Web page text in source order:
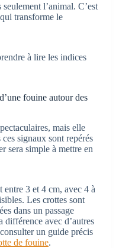
l’animal. C’est
transforme le
à lire les indices
fouine autour des
mais elle
signaux sont repérés
sera simple à mettre en
entre 3 et 4 cm, avec 4 à
Les crottes sont
dans un passage
différence avec d’autres
un guide précis
de fouine.